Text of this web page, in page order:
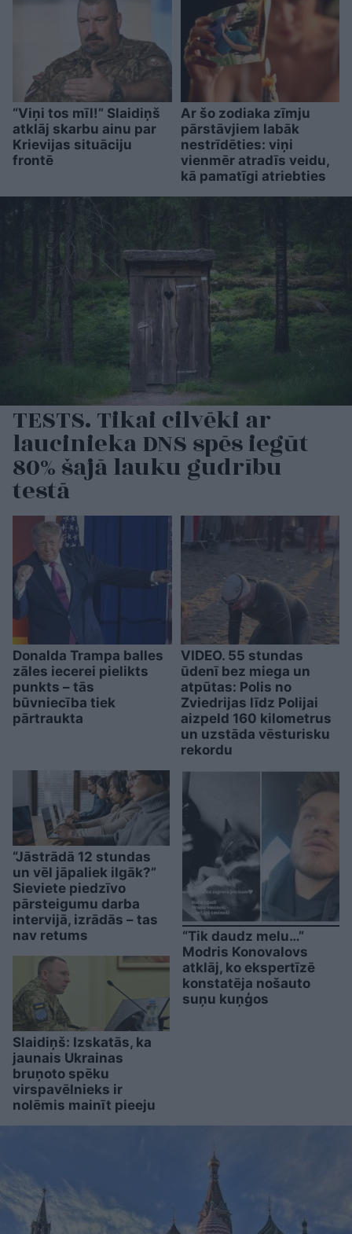
“Viņi tos mīl!” Slaidiņš
atklāj skarbu ainu par
Krievijas situāciju
frontē
Ar šo zodiaka zīmju
pārstāvjiem labāk
nestrīdēties: viņi
vienmēr atradīs veidu,
kā pamatīgi atriebties
TESTS. Tikai cilvēki ar
laucinieka DNS spēs iegūt
80% šajā lauku gudrību
testā
Donalda Trampa balles
zāles iecerei pielikts
punkts – tās
būvniecība tiek
pārtraukta
VIDEO. 55 stundas
ūdenī bez miega un
atpūtas: Polis no
Zviedrijas līdz Polijai
aizpeld 160 kilometrus
un uzstāda vēsturisku
rekordu
“Jāstrādā 12 stundas
un vēl jāpaliek ilgāk?”
Sieviete piedzīvo
pārsteigumu darba
intervijā, izrādās – tas
nav retums
Slaidiņš: Izskatās, ka
jaunais Ukrainas
bruņoto spēku
virspavēlnieks ir
nolēmis mainīt pieeju
“Tik daudz melu…”
Modris Konovalovs
atklāj, ko ekspertīzē
konstatēja nošauto
suņu kuņģos